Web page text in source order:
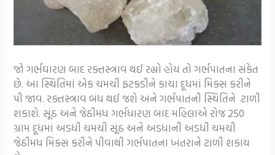
જો ગર્ભઘારણ બાદ રક્તસ્ત્રાવ થઈ રહ્યો હોય તો ગર્ભપાતના સંકેત
છે. આ સ્થિતિમાં એક ચમચી ફટકડીને કાચા દૂધમાં મિક્સ કરીને
પી જાવ. રક્તસ્ત્રાવ બંધ થઈ જશે અને ગર્ભપાતની સ્થિતિને ટાળી
શકાશે. સૂંઠ અને જેઠીમધ ગર્ભધારણ બાદ મહિલાએ રોજ 250
ગ્રામ દૂધમાં અડધી ચમચી સૂંઠ અને અડધાની અડધી ચમચી
જેઠીમધ મિક્સ કરીને પીવાથી ગર્ભપાતના ખતરાને ટાળી શકાય